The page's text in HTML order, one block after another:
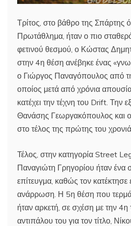
Τρίτος, στο βάθρο της Σπάρτης
Πρωτάθλημα, ήταν ο πιο
φετινού θεσμού, ο Κώστας
στην 4η θέση ανέβηκε ένας
ο Γιώργος Παναγόπουλος από
οποίος μετά από χρόνια
κατέχει την τέχνη του Drift. Την
Θανάσης Γεωργακόπουλος και
στο τέλος της πρώτης του
Τέλος, στην κατηγορία Street
Παναγιώτη Γρηγορίου ήταν ένα
επίτευγμα, καθώς τον
ανάρρωση. Η 5η θέση που
ήταν αρκετή, σε σχέση με την 4η
αντιπάλου του για τον τίτλο,